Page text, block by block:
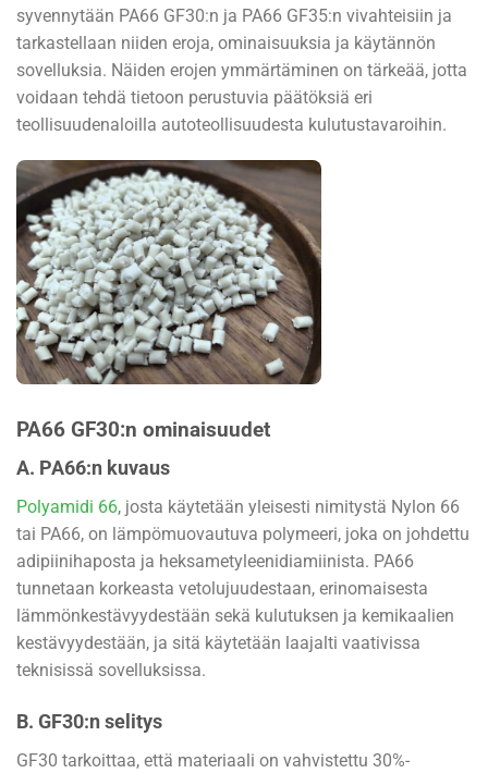
syvennytään PA66 GF30:n ja PA66 GF35:n vivahteisiin ja
tarkastellaan niiden eroja, ominaisuuksia ja käytännön
sovelluksia. Näiden erojen ymmärtäminen on tärkeää, jotta
voidaan tehdä tietoon perustuvia päätöksiä eri
teollisuudenaloilla autoteollisuudesta kulutustavaroihin.
PA66 GF30:n ominaisuudet
A. PA66:n kuvaus
Polyamidi 66, josta käytetään yleisesti nimitystä Nylon 66
tai PA66, on lämpömuovautuva polymeeri, joka on johdettu
adipiinihaposta ja heksametyleenidiamiinista. PA66
tunnetaan korkeasta vetolujuudestaan, erinomaisesta
lämmönkestävyydestään sekä kulutuksen ja kemikaalien
kestävyydestään, ja sitä käytetään laajalti vaativissa
teknisissä sovelluksissa.
B. GF30:n selitys
GF30 tarkoittaa, että materiaali on vahvistettu 30%-